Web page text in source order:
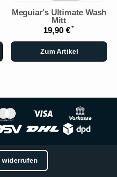
Meguiar's Ultimate Wash
Mitt
19,90 €*
Zum Artikel
widerrufen